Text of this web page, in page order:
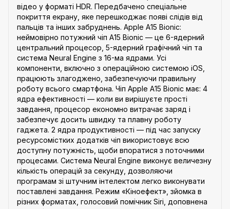
відео у форматі HDR. Передбачено спеціальне
покриття екрану, яке перешкоджає появі слідів від
пальців та інших забруднень. Apple A15 Bionic:
неймовірно потужний чіп A15 Bionic — це 6-ядерний
центральний процесор, 5-ядерний графічний чіп та
система Neural Engine з 16-ма ядрами. Усі
компоненти, включно з операційною системою iOS,
працюють злагоджено, забезпечуючи правильну
роботу всього смартфона. Чіп Apple A15 Bionic має: 4
ядра ефективності — коли ви вирішуєте прості
завдання, процесор економно витрачає заряд і
забезпечує досить швидку та плавну роботу
гаджета. 2 ядра продуктивності — під час запуску
ресурсомістких додатків чіп використовує всю
доступну потужність, щоби впоратися з поточними
процесами. Система Neural Engine виконує величезну
кількість операцій за секунду, дозволяючи
програмам зі штучним інтелектом легко виконувати
поставлені завдання. Режим «Кіноефект», зйомка в
різних форматах, голосовий помічник Siri, доповнена